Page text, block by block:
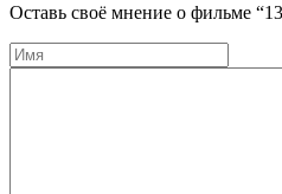
Оставь своё мнение о фильме